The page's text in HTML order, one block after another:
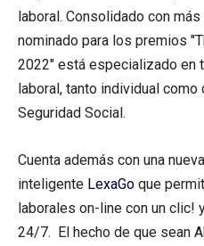
laboral. Consolidado con
nominado para los premios
2022" está especializado en
laboral, tanto individual
Seguridad Social.
Cuenta además con una
inteligente LexaGo que
laborales on-line con un clic!
24/7. El hecho de que sean